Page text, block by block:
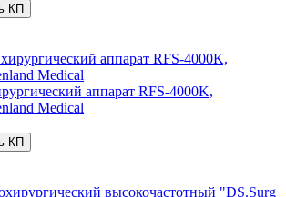
КП
аппарат RFS-4000K,
Medical
КП